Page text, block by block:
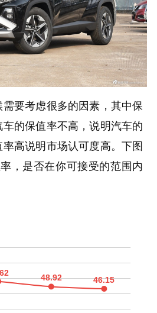
要考虑很多的因素，其中保
的保值率不高，说明汽车的
高说明市场认可度高。下图
，是否在你可接受的范围内